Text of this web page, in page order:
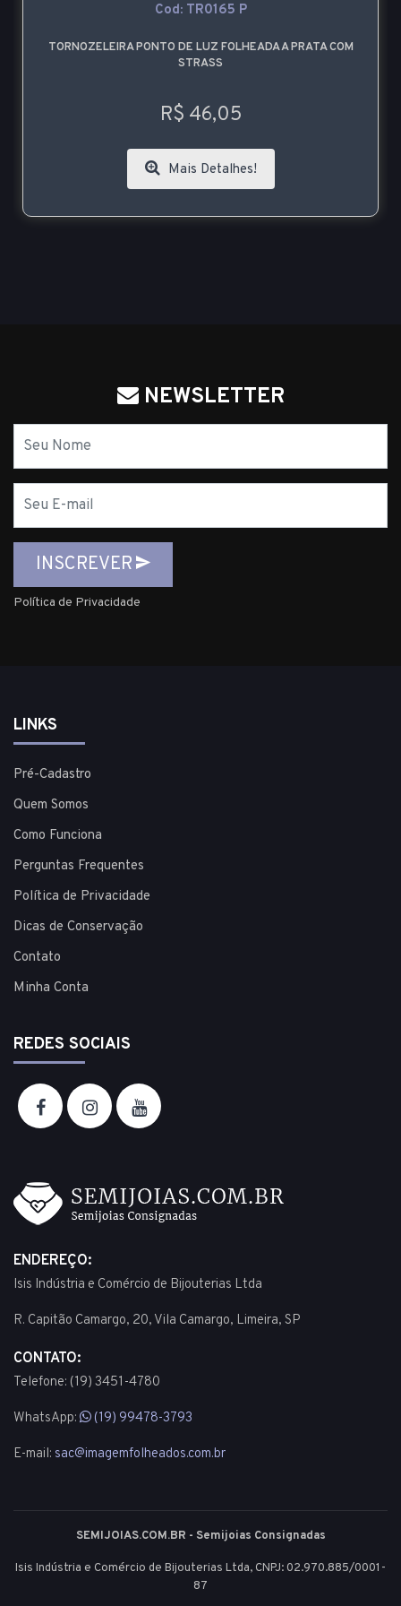
Cod: TR0165 P
TORNOZELEIRA PONTO DE LUZ FOLHEADA A PRATA COM
STRASS
R$ 46,05
Mais Detalhes!
NEWSLETTER
mail
INSCREVER
Política de Privacidade
LINKS
Pré-Cadastro
Quem Somos
Como Funciona
Perguntas Frequentes
Política de Privacidade
Dicas de Conservação
Contato
Minha Conta
REDES SOCIAIS
ENDEREÇO:
Isis Indústria e Comércio de Bijouterias Ltda
R. Capitão Camargo, 20, Vila Camargo, Limeira, SP
CONTATO:
Telefone: (19) 3451-4780
WhatsApp: (19) 99478-3793
E-mail: sac@imagemfolheados.com.br
SEMIJOIAS.COM.BR - Semijoias Consignadas
Isis Indústria e Comércio de Bijouterias Ltda, CNPJ: 02.970.885/0001-
87